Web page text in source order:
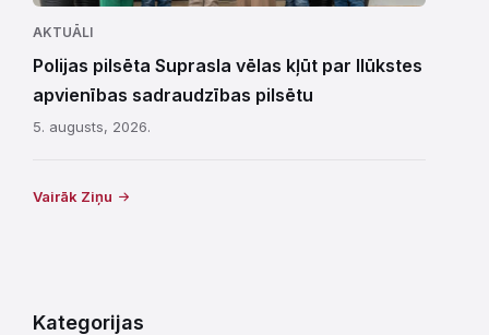
AKTUĀLI
Polijas pilsēta Suprasla vēlas kļūt par Ilūkstes
apvienības sadraudzības pilsētu
5. augusts, 2026.
Vairāk Ziņu
Kategorijas